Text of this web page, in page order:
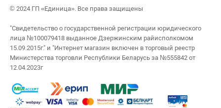
© 2024 ГП «Единица». Все права защищены
"Свидетельство о государственной регистрации юридического
лица №100079418 выданное Дзержинским райисполкомом
15.09.2015г." и "Интернет магазин включен в торговый реестр
Министерства торговли Республики Беларусь за №555842 от
12.04.2023г